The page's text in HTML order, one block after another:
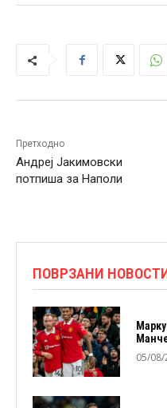
Претходно
Андреј Јакимовски
потпиша за Наполи
ПОВРЗАНИ
05/08/